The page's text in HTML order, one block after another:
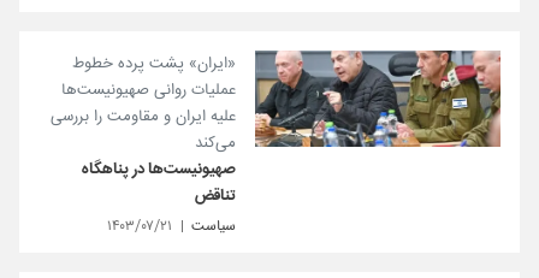
«ایران» پشت پرده خطوط
عملیات روانی صهیونیست‌ها
علیه ایران و مقاومت را بررسی
می‌کند
صهیونیست‌ها در پناهگاه
تناقض
سیاست ۱۴۰۳/۰۷/۲۱